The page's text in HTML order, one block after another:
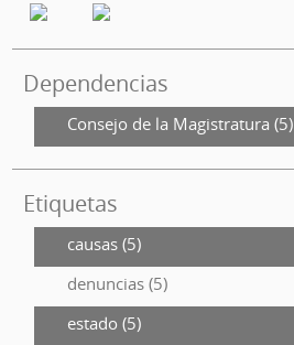
Dependencias
Consejo de la Magistratura (5)
Etiquetas
causas (5)
denuncias (5)
estado (5)